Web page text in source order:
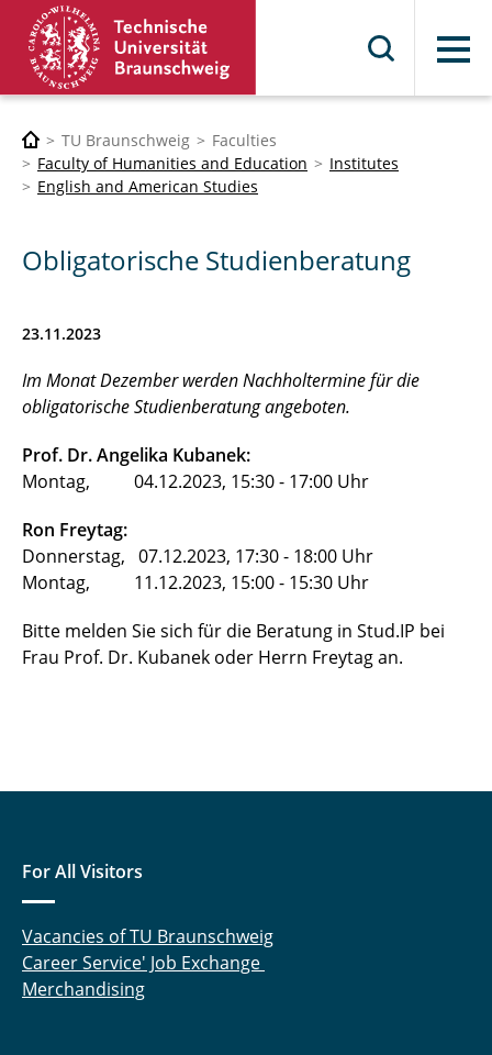
Menu
TU Braunschweig
Faculties
Faculty of Humanities and Education
Institutes
English and American Studies
Obligatorische Studienberatung
23.11.2023
Im Monat Dezember werden Nachholtermine für die
obligatorische Studienberatung angeboten.
Prof. Dr. Angelika Kubanek:
Montag, 04.12.2023, 15:30 - 17:00 Uhr
Ron Freytag:
Donnerstag, 07.12.2023, 17:30 - 18:00 Uhr
Montag, 11.12.2023, 15:00 - 15:30 Uhr
Bitte melden Sie sich für die Beratung in Stud.IP bei
Frau Prof. Dr. Kubanek oder Herrn Freytag an.
For All Visitors
Vacancies of TU Braunschweig
Career Service' Job Exchange
Merchandising